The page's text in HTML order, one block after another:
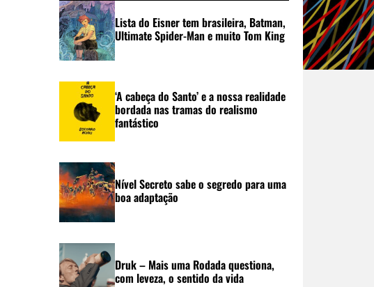
Lista do Eisner tem brasileira, Batman,
Ultimate Spider-Man e muito Tom King
‘A cabeça do Santo’ e a nossa realidade
bordada nas tramas do realismo
fantástico
Nível Secreto sabe o segredo para uma
boa adaptação
Druk – Mais uma Rodada questiona,
com leveza, o sentido da vida